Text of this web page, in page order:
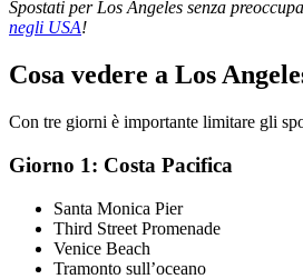
Spostati per Los Angeles senza
negli USA!
Cosa vedere a Los
Con tre giorni è importante limitare gli
Giorno 1: Costa Pacifica
Santa Monica Pier
Third Street Promenade
Venice Beach
Tramonto sull’oceano